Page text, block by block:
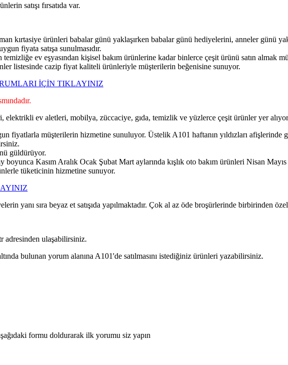
satışı fırsatıda var.
kırtasiye ürünleri babalar günü yaklaşırken babalar günü hediyelerini, anneler günü
fiyata satışa sunulmasıdır.
ev eşyasından kişisel bakım ürünlerine kadar binlerce çeşit ürünü satın almak
listesinde cazip fiyat kaliteli ürünleriyle müşterilerin beğenisine sunuyor.
İÇİN TIKLAYINIZ
elektrikli ev aletleri, mobilya, züccaciye, gıda, temizlik ve yüzlerce çeşit ürünler yer
fiyatlarla müşterilerin hizmetine sunuluyor. Üstelik A101 haftanın yıldızları afişlerinde
güldürüyor.
Kasım Aralık Ocak Şubat Mart aylarında kışlık oto bakım ürünleri Nisan
tüketicinin hizmetine sunuyor.
yanı sıra beyaz et satışıda yapılmaktadır. Çok al az öde broşürlerinde birbirinden
adresinden ulaşabilirsiniz.
bulunan yorum alanına A101'de satılmasını istediğiniz ürünleri yazabilirsiniz.
formu doldurarak ilk yorumu siz yapın